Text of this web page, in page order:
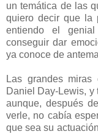
un temática de las
quiero decir que la
entiendo el
conseguir dar
ya conoce de
Las grandes
Daniel Day-Lewis, y
aunque, después
verle, no cabía
que sea su